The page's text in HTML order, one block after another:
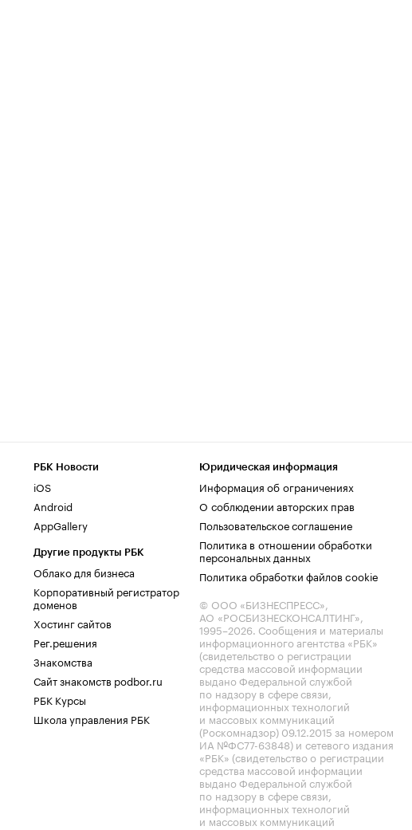
РБК Новости
iOS
Android
AppGallery
Другие продукты РБК
Облако для бизнеса
Корпоративный регистратор
доменов
Хостинг сайтов
Рег.решения
Знакомства
Сайт знакомств podbor.ru
РБК Курсы
Школа управления РБК
Юридическая информация
Информация об ограничениях
О соблюдении авторских прав
Пользовательское соглашение
Политика в отношении обработки
персональных данных
Политика обработки файлов cookie
© ООО «БИЗНЕСПРЕСС»,
АО «РОСБИЗНЕСКОНСАЛТИНГ»,
1995–2026. Сообщения и материалы
информационного агентства «РБК»
(свидетельство о регистрации
средства массовой информации
выдано Федеральной службой
по надзору в сфере связи,
информационных технологий
и массовых коммуникаций
(Роскомнадзор) 09.12.2015 за номером
ИА №ФС77-63848) и сетевого издания
«РБК» (свидетельство о регистрации
средства массовой информации
выдано Федеральной службой
по надзору в сфере связи,
информационных технологий
и массовых коммуникаций